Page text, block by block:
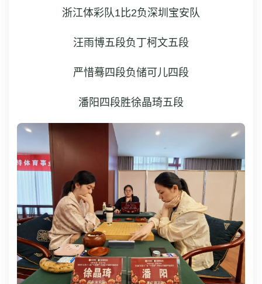
浙江体彩队1比2负深圳宝安队
汪雨博五段负丁柯文五段
严惜蓦四段负储可儿四段
潘阳四段胜徐晶琦五段